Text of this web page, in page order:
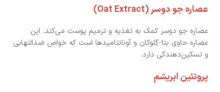
عصاره جو دوسر (Oat Extract)
عصاره جو دوسر کمک به تغذیه و ترمیم پوست می‌کند. این
عصاره حاوی بتا-گلوکان و آونانتامیدها است که خواص ضدالتهابی
و تسکین‌دهندگی دارد.
پروتئین ابریشم